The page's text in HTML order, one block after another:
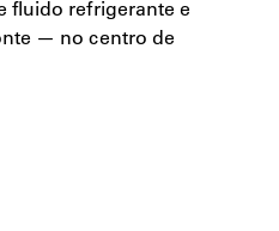
fluido refrigerante e
— no centro de